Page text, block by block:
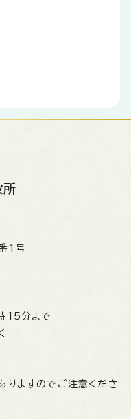
所
1号
15分まで
りますのでご注意くださ